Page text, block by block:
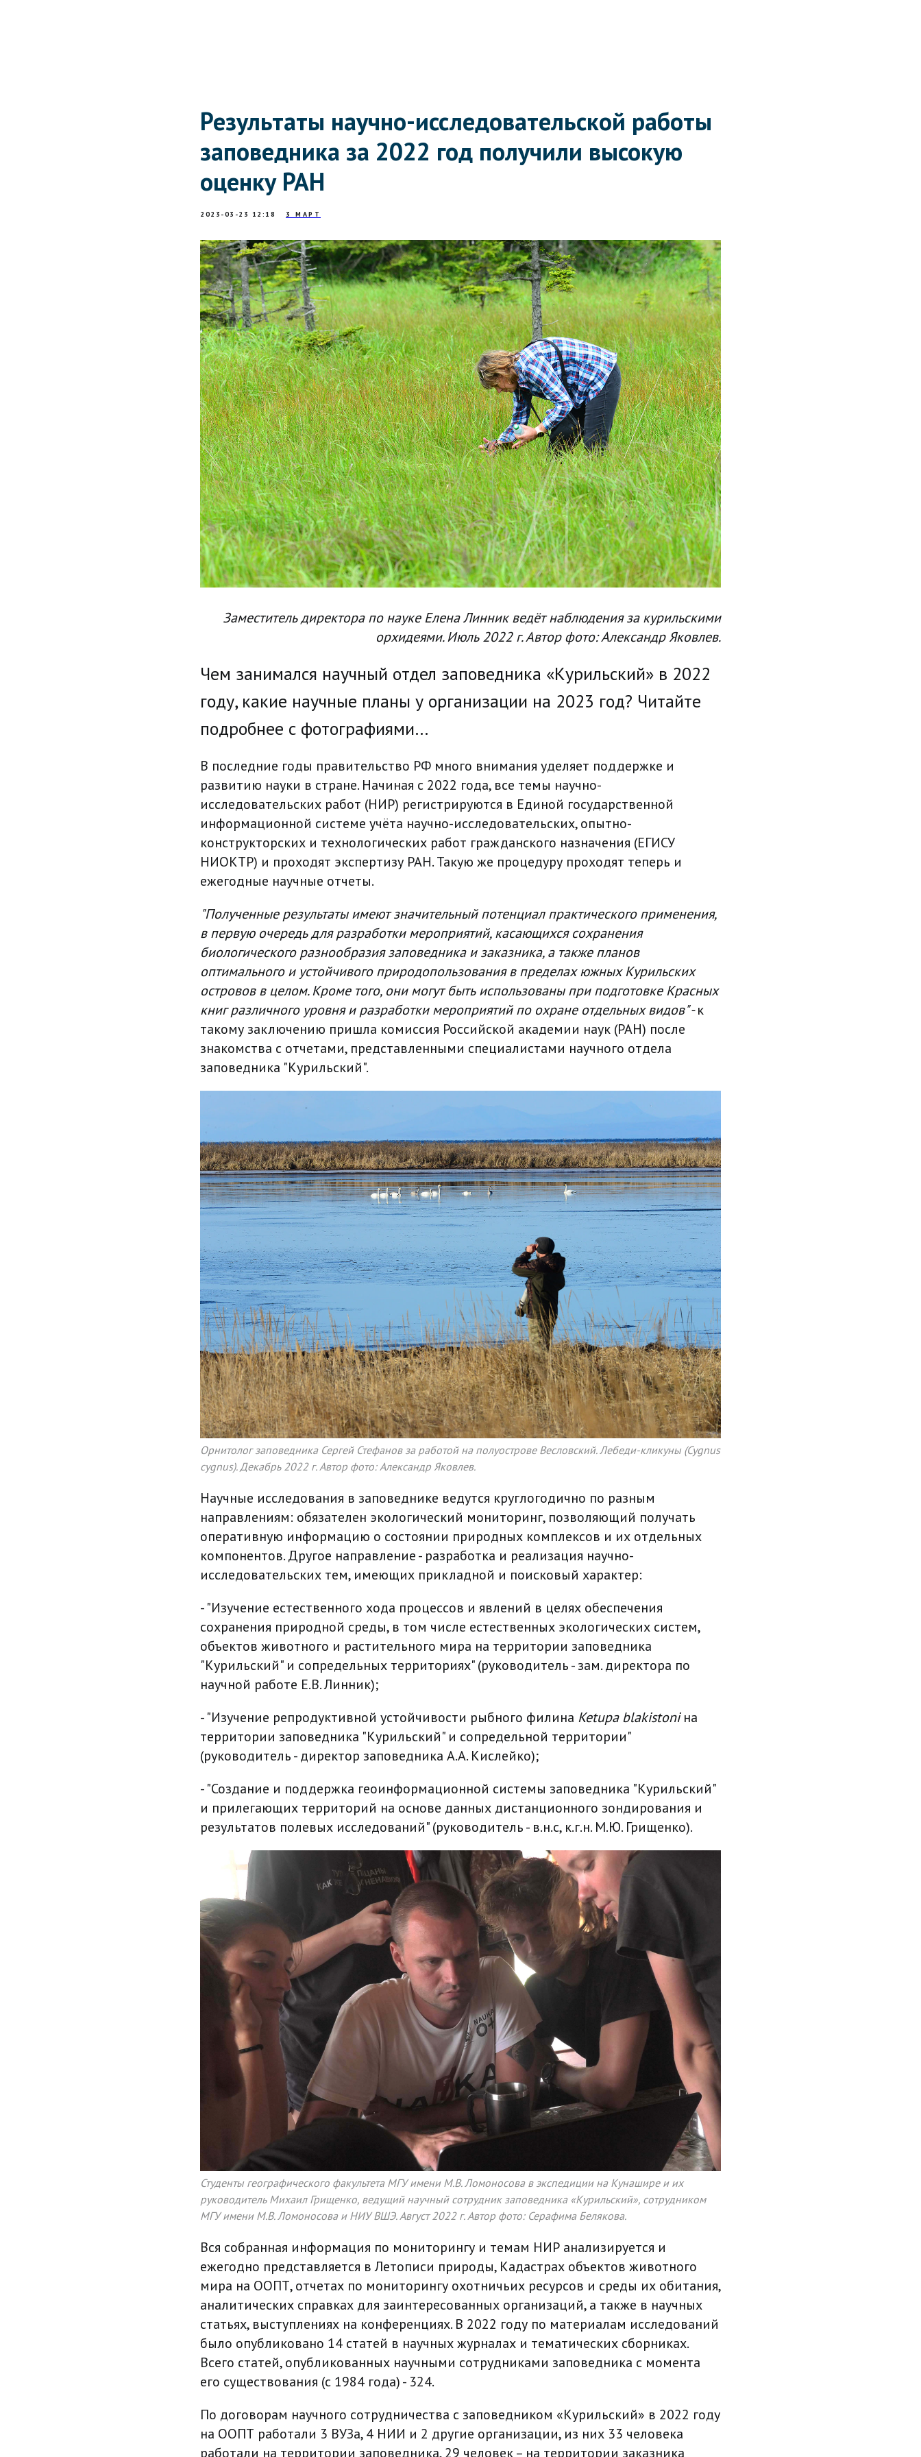
Результаты научно-исследовательской работы
заповедника за 2022 год получили высокую
оценку РАН
2023-03-23 12:18 3 МАРТ
Заместитель директора по науке Елена Линник ведёт наблюдения за курильскими
орхидеями. Июль 2022 г. Автор фото: Александр Яковлев.
Чем занимался научный отдел заповедника «Курильский» в 2022
году, какие научные планы у организации на 2023 год? Читайте
подробнее с фотографиями…
В последние годы правительство РФ много внимания уделяет поддержке и
развитию науки в стране. Начиная с 2022 года, все темы научно-
исследовательских работ (НИР) регистрируются в Единой государственной
информационной системе учёта научно-исследовательских, опытно-
конструкторских и технологических работ гражданского назначения (ЕГИСУ
НИОКТР) и проходят экспертизу РАН. Такую же процедуру проходят теперь и
ежегодные научные отчеты.
"Полученные результаты имеют значительный потенциал практического применения,
в первую очередь для разработки мероприятий, касающихся сохранения
биологического разнообразия заповедника и заказника, а также планов
оптимального и устойчивого природопользования в пределах южных Курильских
островов в целом. Кроме того, они могут быть использованы при подготовке Красных
книг различного уровня и разработки мероприятий по охране отдельных видов" -к
такому заключению пришла комиссия Российской академии наук (РАН) после
знакомства с отчетами, представленными специалистами научного отдела
заповедника "Курильский".
Орнитолог заповедника Сергей Стефанов за работой на полуострове Весловский. Лебеди-кликуны (Cygnus
cygnus). Декабрь 2022 г. Автор фото: Александр Яковлев.
Научные исследования в заповеднике ведутся круглогодично по разным
направлениям: обязателен экологический мониторинг, позволяющий получать
оперативную информацию о состоянии природных комплексов и их отдельных
компонентов. Другое направление - разработка и реализация научно-
исследовательских тем, имеющих прикладной и поисковый характер:
- "Изучение естественного хода процессов и явлений в целях обеспечения
сохранения природной среды, в том числе естественных экологических систем,
объектов животного и растительного мира на территории заповедника
"Курильский" и сопредельных территориях" (руководитель - зам. директора по
научной работе Е.В. Линник);
- "Изучение репродуктивной устойчивости рыбного филина Ketupa blakistoniна
территории заповедника "Курильский" и сопредельной территории"
(руководитель - директор заповедника А.А. Кислейко);
- "Создание и поддержка геоинформационной системы заповедника "Курильский"
и прилегающих территорий на основе данных дистанционного зондирования и
результатов полевых исследований" (руководитель - в.н.с, к.г.н. М.Ю. Грищенко).
Студенты географического факультета МГУ имени М.В. Ломоносова в экспедиции на Кунашире и их
руководитель Михаил Грищенко, ведущий научный сотрудник заповедника «Курильский», сотрудником
МГУ имени М.В. Ломоносова и НИУ ВШЭ. Август 2022 г. Автор фото: Серафима Белякова.
Вся собранная информация по мониторингу и темам НИР анализируется и
ежегодно представляется в Летописи природы, Кадастрах объектов животного
мира на ООПТ, отчетах по мониторингу охотничьих ресурсов и среды их обитания,
аналитических справках для заинтересованных организаций, а также в научных
статьях, выступлениях на конференциях. В 2022 году по материалам исследований
было опубликовано 14 статей в научных журналах и тематических сборниках.
Всего статей, опубликованных научными сотрудниками заповедника с момента
его существования (с 1984 года) - 324.
По договорам научного сотрудничества с заповедником «Курильский» в 2022 году
на ООПТ работали 3 ВУЗа, 4 НИИ и 2 другие организации, из них 33 человека
работали на территории заповедника, 29 человек – на территории заказника